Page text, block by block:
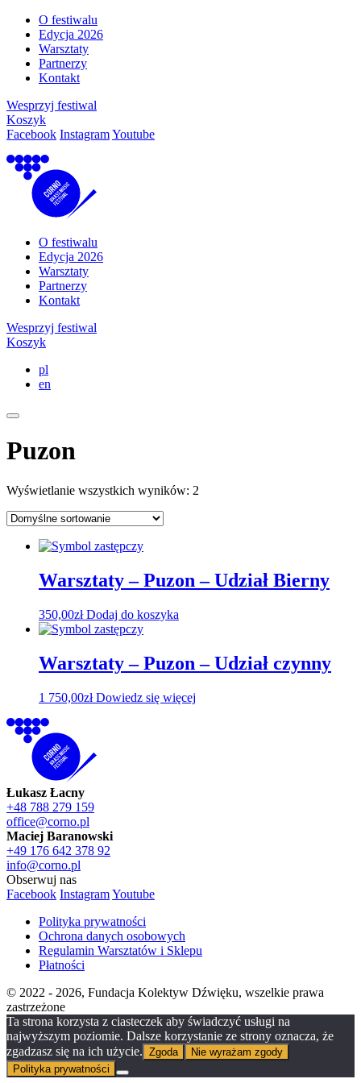
O festiwalu
Edycja 2026
Warsztaty
Partnerzy
Kontakt
Wesprzyj festiwal
Koszyk
Facebook InstagramYoutube
O festiwalu
Edycja 2026
Warsztaty
Partnerzy
Kontakt
Wesprzyj festiwal
Koszyk
pl
en
Puzon
Wyświetlanie wszystkich wyników: 2
Warsztaty – Puzon – Udział Bierny
350,00zł Dodaj do koszyka
Warsztaty – Puzon – Udział czynny
1 750,00zł Dowiedz się więcej
Łukasz Łacny
+48 788 279 159
office@corno.pl
Maciej Baranowski
+49 176 642 378 92
info@corno.pl
Obserwuj nas
Facebook InstagramYoutube
Polityka prywatności
Ochrona danych osobowych
Regulamin Warsztatów i Sklepu
Płatności
© 2022 - 2026, Fundacja Kolektyw Dźwięku, wszelkie prawa
zastrzeżone
Ta strona korzysta z ciasteczek aby świadczyć usługi na
najwyższym poziomie. Dalsze korzystanie ze strony oznacza, że
zgadzasz się na ich użycie. Zgoda
Nie wyrażam zgody
Polityka prywatności